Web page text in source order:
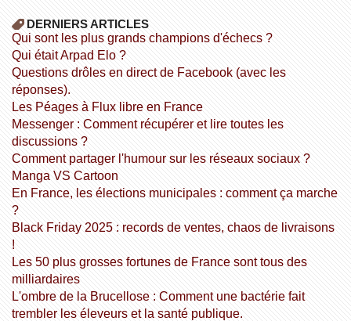
DERNIERS ARTICLES
Qui sont les plus grands champions d'échecs ?
Qui était Arpad Elo ?
Questions drôles en direct de Facebook (avec les
réponses).
Les Péages à Flux libre en France
Messenger : Comment récupérer et lire toutes les
discussions ?
Comment partager l'humour sur les réseaux sociaux ?
Manga VS Cartoon
En France, les élections municipales : comment ça marche
?
Black Friday 2025 : records de ventes, chaos de livraisons
!
Les 50 plus grosses fortunes de France sont tous des
milliardaires
L'ombre de la Brucellose : Comment une bactérie fait
trembler les éleveurs et la santé publique.